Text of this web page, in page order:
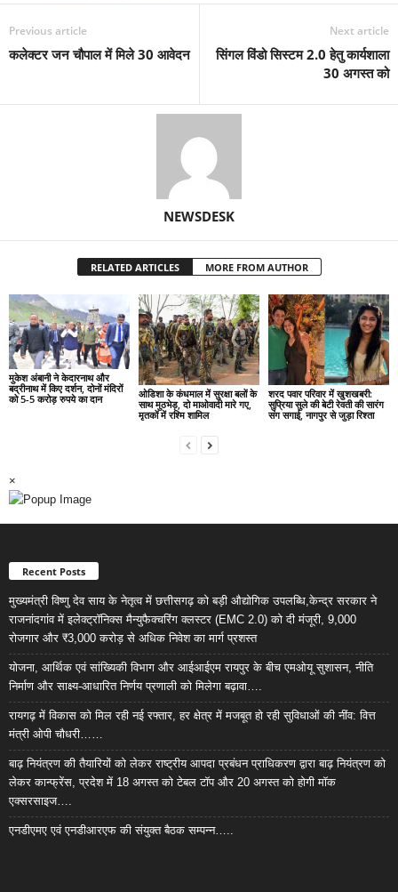
Previous article
कलेक्टर जन चौपाल में मिले 30 आवेदन
Next article
सिंगल विंडो सिस्टम 2.0 हेतु कार्यशाला
30 अगस्त को
NEWSDESK
RELATED ARTICLES MORE FROM AUTHOR
मुकेश अंबानी ने केदारनाथ और
बद्रीनाथ में किए दर्शन, दोनों मंदिरों
को 5-5 करोड़ रुपये का दान
ओडिशा के कंधमाल में सुरक्षा बलों के
साथ मुठभेड़, दो माओवादी मारे गए,
मृतकों में रश्मि शामिल
शरद पवार परिवार में खुशखबरी:
सुप्रिया सुले की बेटी रेवती की सारंग
संग सगाई, नागपुर से जुड़ा रिश्ता
×
Recent Posts
मुख्यमंत्री विष्णु देव साय के नेतृत्व में छत्तीसगढ़ को बड़ी औद्योगिक उपलब्धि,केन्द्र सरकार ने
राजनांदगांव में इलेक्ट्रॉनिक्स मैन्युफैक्चरिंग क्लस्टर (EMC 2.0) को दी मंजूरी, 9,000
रोजगार और ₹3,000 करोड़ से अधिक निवेश का मार्ग प्रशस्त
योजना, आर्थिक एवं सांख्यिकी विभाग और आईआईएम रायपुर के बीच एमओयू सुशासन, नीति
निर्माण और साक्ष्य-आधारित निर्णय प्रणाली को मिलेगा बढ़ावा….
रायगढ़ में विकास को मिल रही नई रफ्तार, हर क्षेत्र में मजबूत हो रही सुविधाओं की नींव: वित्त
मंत्री ओपी चौधरी……
बाढ़ नियंत्रण की तैयारियों को लेकर राष्ट्रीय आपदा प्रबंधन प्राधिकरण द्वारा बाढ़ नियंत्रण को
लेकर कान्फ्रेंस, प्रदेश में 18 अगस्त को टेबल टॉप और 20 अगस्त को होगी मॉक
एक्सरसाइज….
एनडीएमए एवं एनडीआरएफ की संयुक्त बैठक सम्पन्न…..